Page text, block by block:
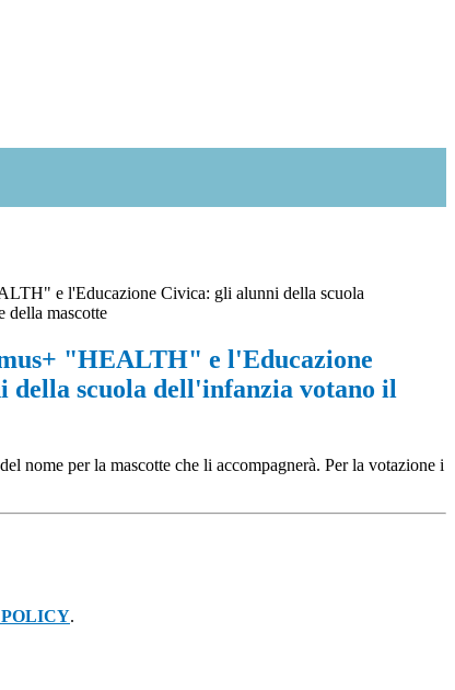
e l'Educazione Civica: gli alunni della scuola
della mascotte
"HEALTH" e l'Educazione
della scuola dell'infanzia votano il
nome per la mascotte che li accompagnerà. Per la votazione i
.